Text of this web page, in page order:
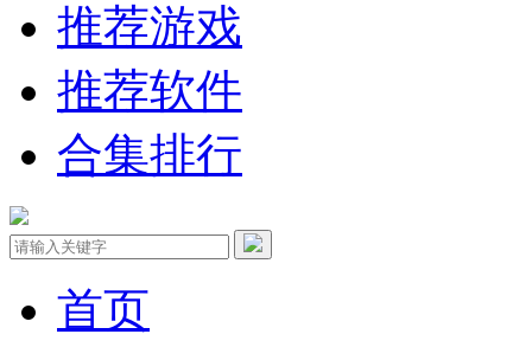
推荐游戏
推荐软件
合集排行
首页